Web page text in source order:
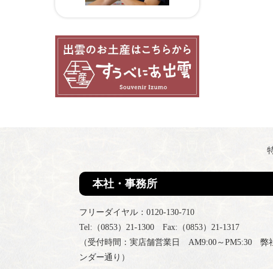
本社・事務所
フリーダイヤル：0120-130-710
Tel:（0853）21-1300 Fax:（0853）21-1317
（受付時間：実店舗営業日 AM9:00～PM5:30 弊
ンダー通り）